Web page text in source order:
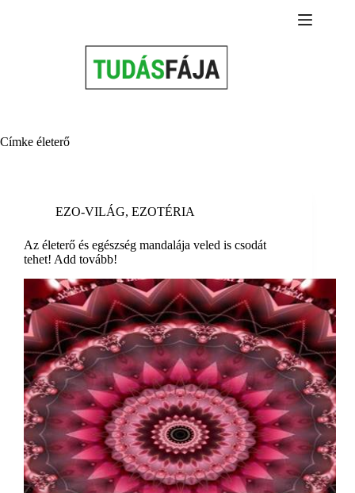
Címke életerő
EZO-VILÁG, EZOTÉRIA
Az életerő és egészség mandalája veled is csodát
tehet! Add tovább!